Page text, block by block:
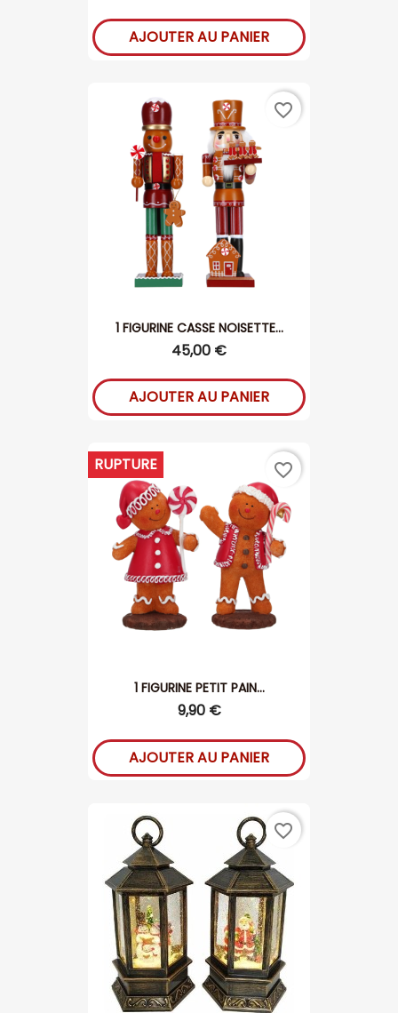
AJOUTER AU PANIER
1 FIGURINE CASSE NOISETTE...
45,00 €
AJOUTER AU PANIER
favorite_border
1 FIGURINE PETIT PAIN...
9,90 €
RUPTURE
AJOUTER AU PANIER
favorite_border
favorite_border